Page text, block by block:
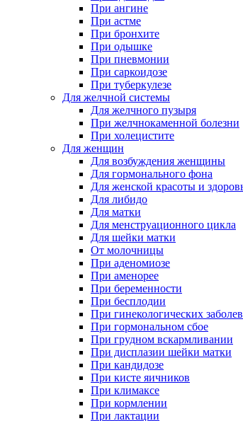
При ангине
При астме
При бронхите
При одышке
При пневмонии
При саркоидозе
При туберкулезе
Для желчной системы
Для желчного пузыря
При желчнокаменной болезни
При холецистите
Для женщин
Для возбуждения женщины
Для гормонального фона
Для женской красоты и
Для либидо
Для матки
Для менструационного цикла
Для шейки матки
От молочницы
При аденомиозе
При аменорее
При беременности
При бесплодии
При гинекологических
При гормональном сбое
При грудном вскармливании
При дисплазии шейки матки
При кандидозе
При кисте яичников
При климаксе
При кормлении
При лактации